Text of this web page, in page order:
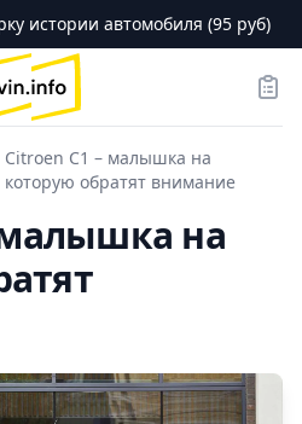
истории автомобиля (95 руб)
Citroen C1 – малышка на
которую обратят внимание
малышка на